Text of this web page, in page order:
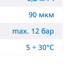
90 мкм
max. 12 бар
5 ÷ 30°C